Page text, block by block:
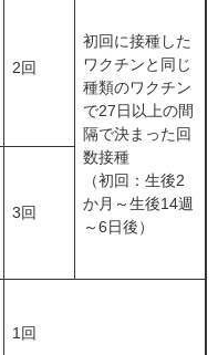
2回
初回に接種した
ワクチンと同じ
種類のワクチン
で27日以上の間
隔で決まった回
数接種
（初回：生後2
か月～生後14週
～6日後）
3回
1回